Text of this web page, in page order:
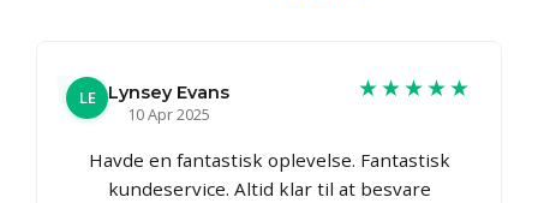
LE
Lynsey Evans
10 Apr 2025
★★★★★
Havde en fantastisk oplevelse. Fantastisk
kundeservice. Altid klar til at besvare